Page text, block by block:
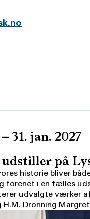
31. jan. 2027
på
historie bliver
forenet i en fælles
udvalgte værker
H.M. Dronning